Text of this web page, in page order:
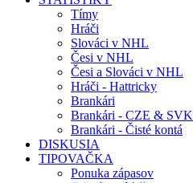
Tímy
Hráči
Slováci v NHL
Česi v NHL
Česi a Slováci v NHL
Hráči - Hattricky
Brankári
Brankári - CZE & SVK
Brankári - Čisté kontá
DISKUSIA
TIPOVAČKA
Ponuka zápasov